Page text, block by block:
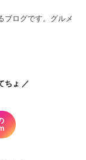
ブログです。グルメ
ちょ ／